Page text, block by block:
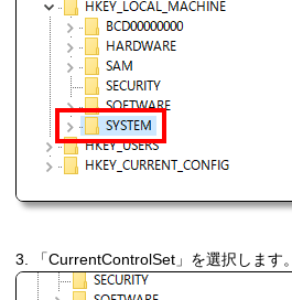
3. 「CurrentControlSet」を選択します。